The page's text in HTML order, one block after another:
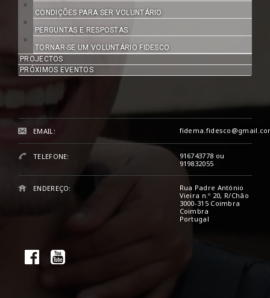
CONDIÇÕES PARA SER VOLUNTÁRIO
PERGUNTAS E RESPOSTAS
TORNAR-SE UM VOLUNTÁRIO FIDESCO
PROJECTOS
PRÓXIMOS EVENTOS
EMAIL:
TELEFONE:
916743778 ou
919832055
ENDEREÇO:
Rua Padre António
Vieira n.º 20, R/Chão
3000-315 Coimbra
Coimbra
Portugal